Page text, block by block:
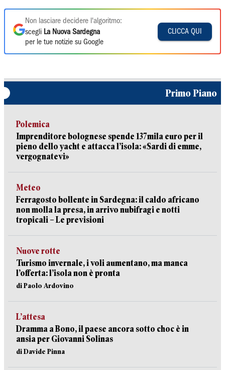
Non lasciare decidere l'algoritmo:
scegli La Nuova Sardegna
per le tue notizie su Google
CLICCA QUI
Primo Piano
Polemica
Imprenditore bolognese spende 137mila euro per il
pieno dello yacht e attacca l’isola: «Sardi di emme,
vergognatevi»
Meteo
Ferragosto bollente in Sardegna: il caldo africano
non molla la presa, in arrivo nubifragi e notti
tropicali – Le previsioni
Nuove rotte
Turismo invernale, i voli aumentano, ma manca
l’offerta: l’isola non è pronta
di Paolo Ardovino
L’attesa
Dramma a Bono, il paese ancora sotto choc è in
ansia per Giovanni Solinas
di Davide Pinna